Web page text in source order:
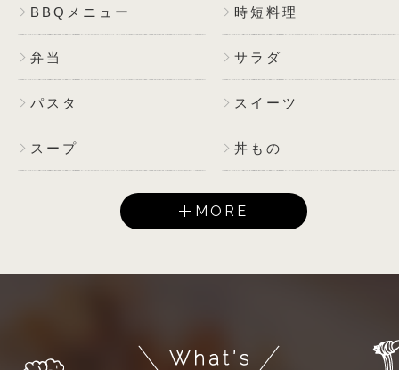
BBQメニュー 時短料理
弁当 サラダ
パスタ スイーツ
スープ 丼もの
MORE